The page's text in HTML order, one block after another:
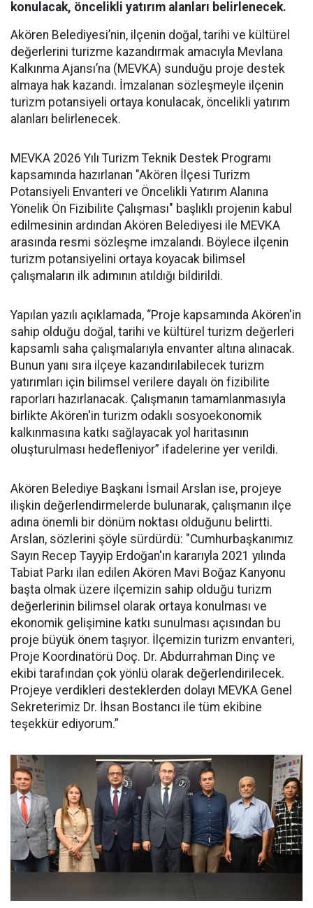
konulacak, öncelikli yatırım alanları belirlenecek.
Akören Belediyesi’nin, ilçenin doğal, tarihi ve kültürel
değerlerini turizme kazandırmak amacıyla Mevlana
Kalkınma Ajansı’na (MEVKA) sunduğu proje destek
almaya hak kazandı. İmzalanan sözleşmeyle ilçenin
turizm potansiyeli ortaya konulacak, öncelikli yatırım
alanları belirlenecek.
MEVKA 2026 Yılı Turizm Teknik Destek Programı
kapsamında hazırlanan "Akören İlçesi Turizm
Potansiyeli Envanteri ve Öncelikli Yatırım Alanına
Yönelik Ön Fizibilite Çalışması" başlıklı projenin kabul
edilmesinin ardından Akören Belediyesi ile MEVKA
arasında resmi sözleşme imzalandı. Böylece ilçenin
turizm potansiyelini ortaya koyacak bilimsel
çalışmaların ilk adımının atıldığı bildirildi.
Yapılan yazılı açıklamada, “Proje kapsamında Akören'in
sahip olduğu doğal, tarihi ve kültürel turizm değerleri
kapsamlı saha çalışmalarıyla envanter altına alınacak.
Bunun yanı sıra ilçeye kazandırılabilecek turizm
yatırımları için bilimsel verilere dayalı ön fizibilite
raporları hazırlanacak. Çalışmanın tamamlanmasıyla
birlikte Akören'in turizm odaklı sosyoekonomik
kalkınmasına katkı sağlayacak yol haritasının
oluşturulması hedefleniyor” ifadelerine yer verildi.
Akören Belediye Başkanı İsmail Arslan ise, projeye
ilişkin değerlendirmelerde bulunarak, çalışmanın ilçe
adına önemli bir dönüm noktası olduğunu belirtti.
Arslan, sözlerini şöyle sürdürdü: "Cumhurbaşkanımız
Sayın Recep Tayyip Erdoğan'ın kararıyla 2021 yılında
Tabiat Parkı ilan edilen Akören Mavi Boğaz Kanyonu
başta olmak üzere ilçemizin sahip olduğu turizm
değerlerinin bilimsel olarak ortaya konulması ve
ekonomik gelişimine katkı sunulması açısından bu
proje büyük önem taşıyor. İlçemizin turizm envanteri,
Proje Koordinatörü Doç. Dr. Abdurrahman Dinç ve
ekibi tarafından çok yönlü olarak değerlendirilecek.
Projeye verdikleri desteklerden dolayı MEVKA Genel
Sekreterimiz Dr. İhsan Bostancı ile tüm ekibine
teşekkür ediyorum.”